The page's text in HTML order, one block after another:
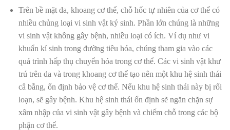
Trên bề mặt da, khoang cơ thể, chỗ hốc tự nhiên của cơ thể có
nhiều chủng loại vi sinh vật ký sinh. Phần lớn chúng là những
vi sinh vật không gây bệnh, nhiều loại có ích. Ví dụ như vi
khuẩn kí sinh trong đường tiêu hóa, chúng tham gia vào các
quá trình hấp thụ chuyển hóa trong cơ thể. Các vi sinh vật khư
trú trên da và trong khoang cơ thể tạo nên một khu hệ sinh thái
câ bằng, ổn định bảo vệ cơ thể. Nếu khu hệ sinh thái này bị rối
loạn, sẽ gây bệnh. Khu hệ sinh thái ổn định sẽ ngăn chặn sự
xâm nhập của vi sinh vật gây bệnh và chiếm chỗ trong các bộ
phận cơ thể.